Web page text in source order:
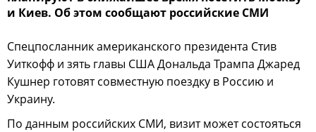
и Киев. Об этом сообщают российские СМИ
Спецпосланник американского президента Стив
Уиткофф и зять главы США Дональда Трампа Джаред
Кушнер готовят совместную поездку в Россию и
Украину.
По данным российских СМИ, визит может состояться